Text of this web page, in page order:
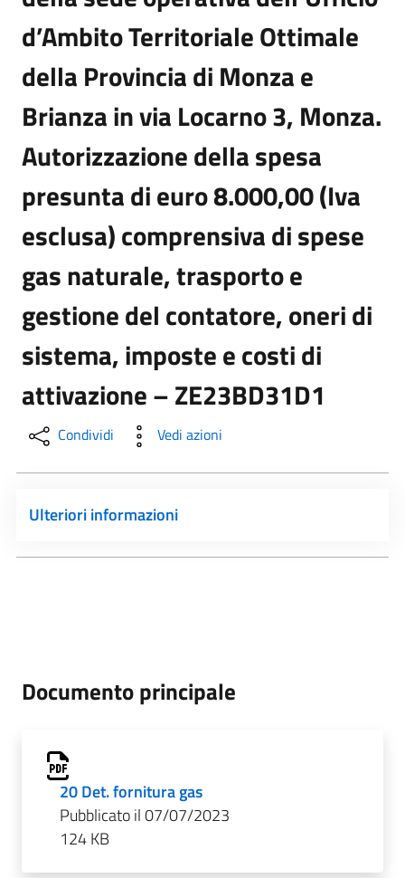
d’Ambito Territoriale Ottimale
della Provincia di Monza e
Brianza in via Locarno 3, Monza.
Autorizzazione della spesa
presunta di euro 8.000,00 (Iva
esclusa) comprensiva di spese
gas naturale, trasporto e
gestione del contatore, oneri di
sistema, imposte e costi di
attivazione – ZE23BD31D1
Condividi Vedi azioni
Ulteriori informazioni
Documento principale
20 Det. fornitura gas
Pubblicato il 07/07/2023
124 KB